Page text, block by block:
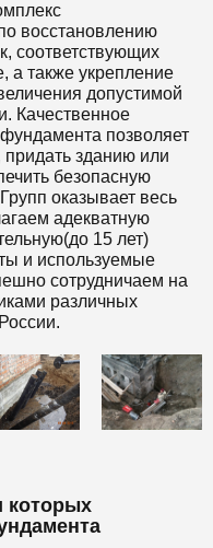
восстановлению
соответствующих
а также укрепление
допустимой
Качественное
позволяет
зданию или
безопасную
оказывает весь
адекватную
15 лет)
и используемые
сотрудничаем на
различных
которых